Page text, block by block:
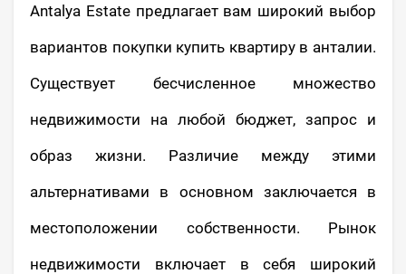
Antalya Estate предлагает вам широкий выбор
вариантов покупки купить квартиру в анталии.
Существует бесчисленное множество
недвижимости на любой бюджет, запрос и
образ жизни. Различие между этими
альтернативами в основном заключается в
местоположении собственности. Рынок
недвижимости включает в себя широкий